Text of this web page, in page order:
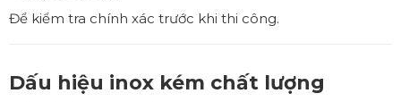
Để kiểm tra chính xác trước khi thi công.
Dấu hiệu inox kém chất lượng